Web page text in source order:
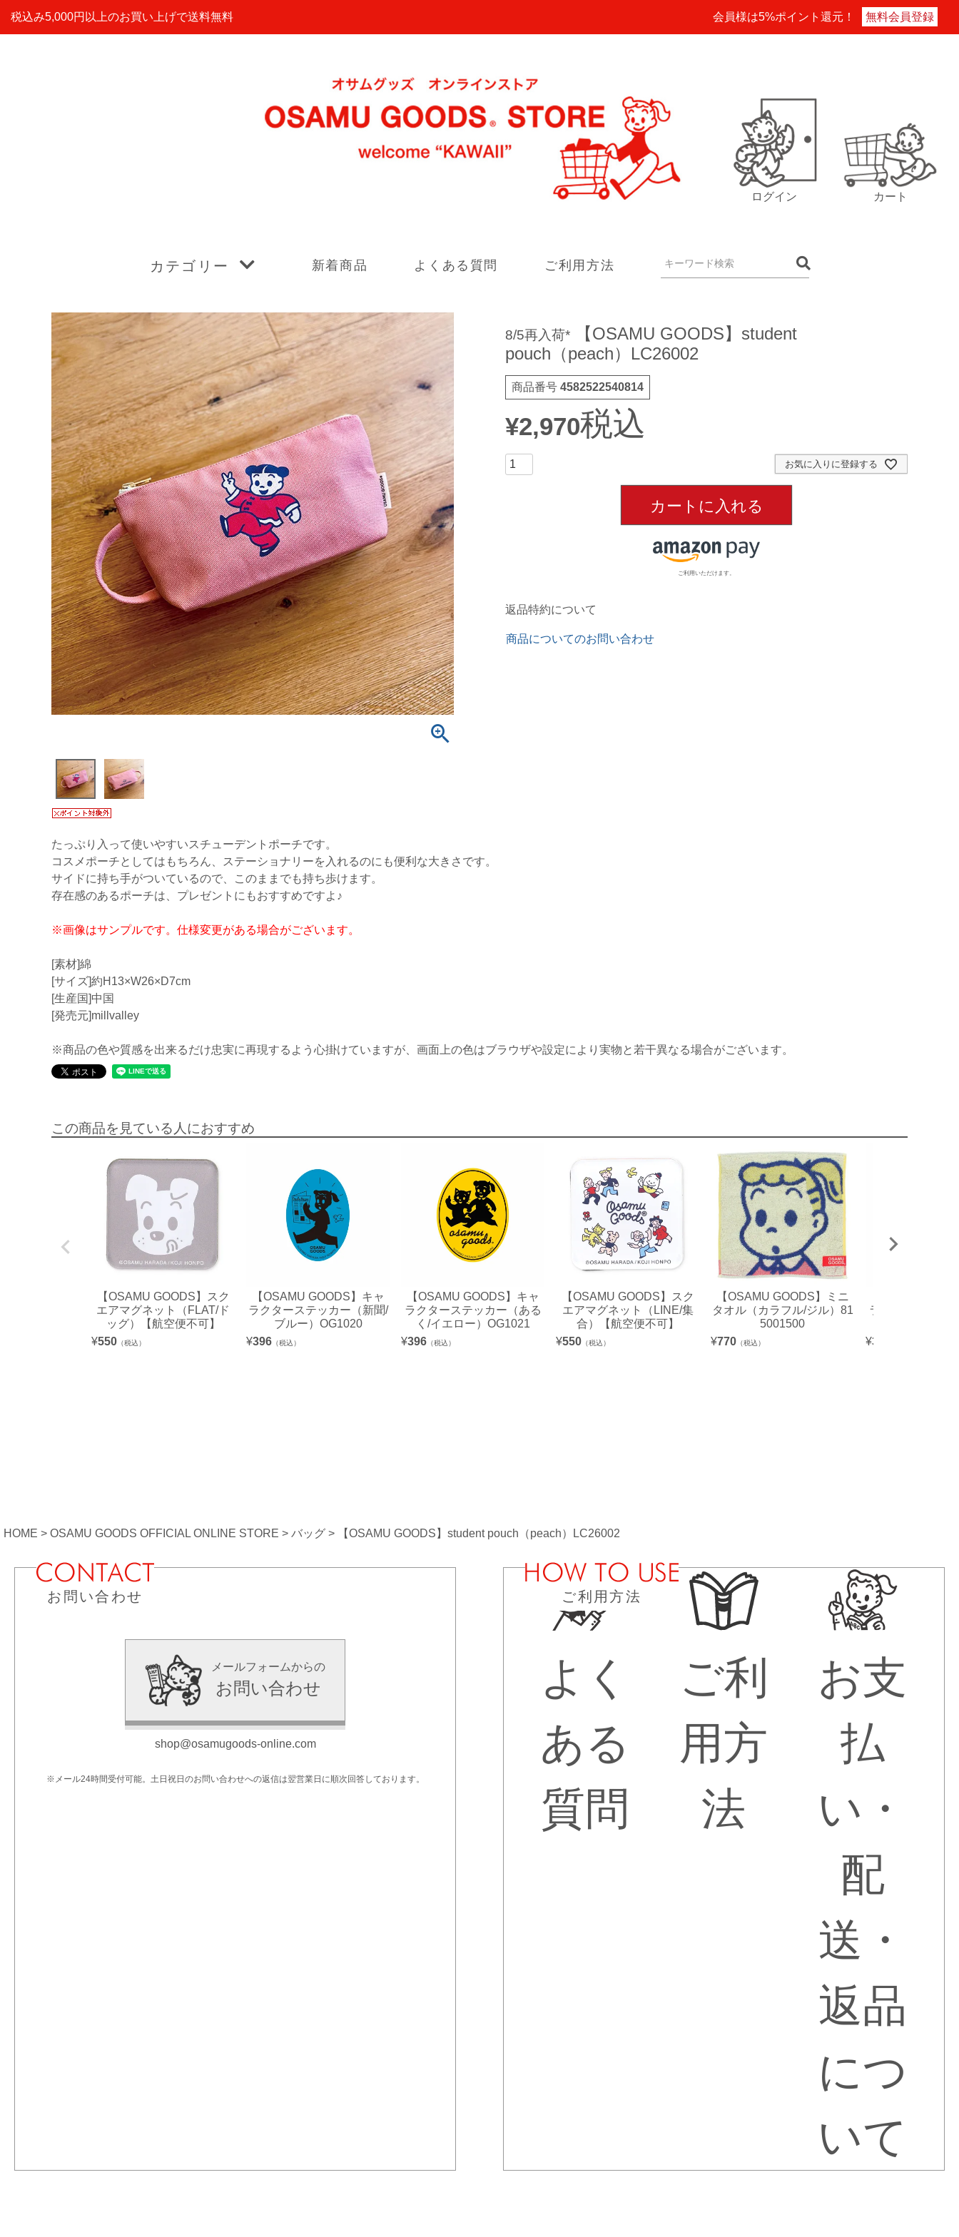
税込み5,000円以上のお買い上げで送料無料 会員様は5%ポイント還元！ 無料会員登録
ログイン カート
カテゴリー 新着商品 よくある質問 ご利用方法
8/5再入荷*
【OSAMU GOODS】student
pouch（peach）LC26002
商品番号 4582522540814
¥2,970税込
お気に入りに登録する
カートに入れる
ご利用いただけます。
返品特約について
商品についてのお問い合わせ
たっぷり入って使いやすいスチューデントポーチです。
コスメポーチとしてはもちろん、ステーショナリーを入れるのにも便利な大きさです。
サイドに持ち手がついているので、このままでも持ち歩けます。
存在感のあるポーチは、プレゼントにもおすすめですよ♪
※画像はサンプルです。仕様変更がある場合がございます。
[素材]綿
[サイズ]約H13×W26×D7cm
[生産国]中国
[発売元]millvalley
※商品の色や質感を出来るだけ忠実に再現するよう心掛けていますが、画面上の色はブラウザや設定により実物と若干異なる場合がございます。
この商品を見ている人におすすめ
【OSAMU GOODS】スク
エアマグネット（FLAT/ド
ッグ）【航空便不可】
¥550 （税込）
【OSAMU GOODS】キャ
ラクターステッカー（新聞/
ブルー）OG1020
¥396 （税込）
【OSAMU GOODS】キャ
ラクターステッカー（ある
く/イエロー）OG1021
¥396 （税込）
【OSAMU GOODS】スク
エアマグネット（LINE/集
合）【航空便不可】
¥550 （税込）
【OSAMU GOODS】ミニ
タオル（カラフル/ジル）81
5001500
¥770 （税込）
ラクターステッ
¥396
HOME OSAMU GOODS OFFICIAL ONLINE STORE バッグ 【OSAMU GOODS】student pouch（peach）LC26002
お問い合わせ
メールフォームからの
お問い合わせ
shop@osamugoods-online.com
※メール24時間受付可能。土日祝日のお問い合わせへの返信は翌営業日に順次回答しております。
ご利用方法
よく
ある
質問
ご利
用方
法
お支
払
い・
配
送・
返品
につ
いて